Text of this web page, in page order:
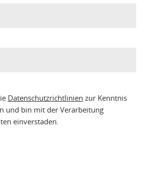
Datenschutzrichtlinien zur Kenntnis
und bin mit der Verarbeitung
einverstaden.